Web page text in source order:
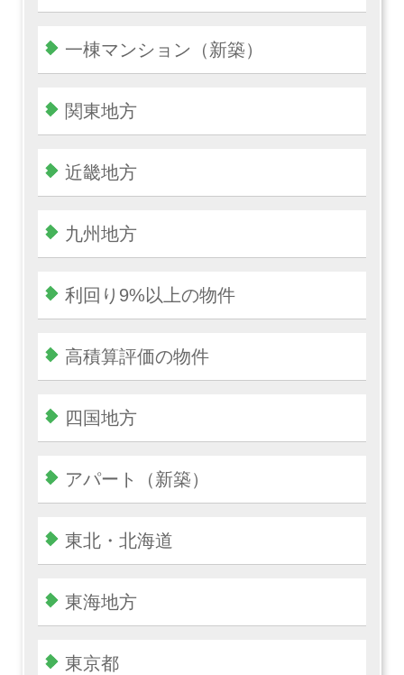
一棟マンション（新築）
関東地方
近畿地方
九州地方
利回り9%以上の物件
高積算評価の物件
四国地方
アパート（新築）
東北・北海道
東海地方
東京都